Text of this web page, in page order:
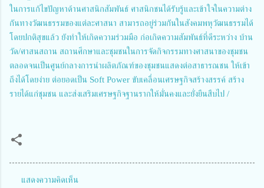
ในการแก้ไขปัญหาด้านศาสนิกสัมพันธ์ ศาสนิกชนได้รับรู้และเข้าใจในความต่าง
กันทางวัฒนธรรมของแต่ละศาสนา สามารถอยู่ร่วมกันในสังคมพหุวัฒนธรรมได้
โดยปกติสุขแล้ว ยังทำให้เกิดความร่วมมือ ก่อเกิดความสัมพันธ์ที่ดีระหว่าง บ้าน
วัด/ศาสนสถาน สถานศึกษาและชุมชนในการจัดกิจกรรมทางศาสนาของชุมชน
ตลอดจนเป็นศูนย์กลางการนำผลิตภัณฑ์ของชุมชนแสดงต่อสาธารณชน ให้เข้า
ถึงได้โดยง่าย ต่อยอดเป็น Soft Power ขับเคลื่อนเศรษฐกิจสร้างสรรค์ สร้าง
รายได้แก่ชุมชน และส่งเสริมเศรษฐกิจฐานรากให้มั่นคงและยั่งยืนสืบไป /
แสดงความคิดเห็น